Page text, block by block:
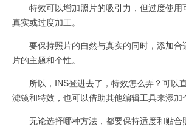
特效可以增加照片的吸引力，但过度使用
真实或过度加工。
要保持照片的自然与真实的同时，添加合
片的主题和个性。
所以，INS登进去了，特效怎么弄？可以
滤镜和特效，也可以借助其他编辑工具来添加
无论选择哪种方法，都要保持适度和贴合